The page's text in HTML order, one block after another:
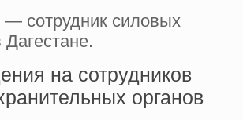
сотрудник силовых
Дагестане.
на сотрудников
органов